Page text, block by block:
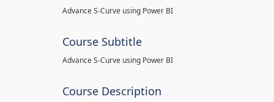
Advance S-Curve using Power BI
Course Subtitle
Advance S-Curve using Power BI
Course Description